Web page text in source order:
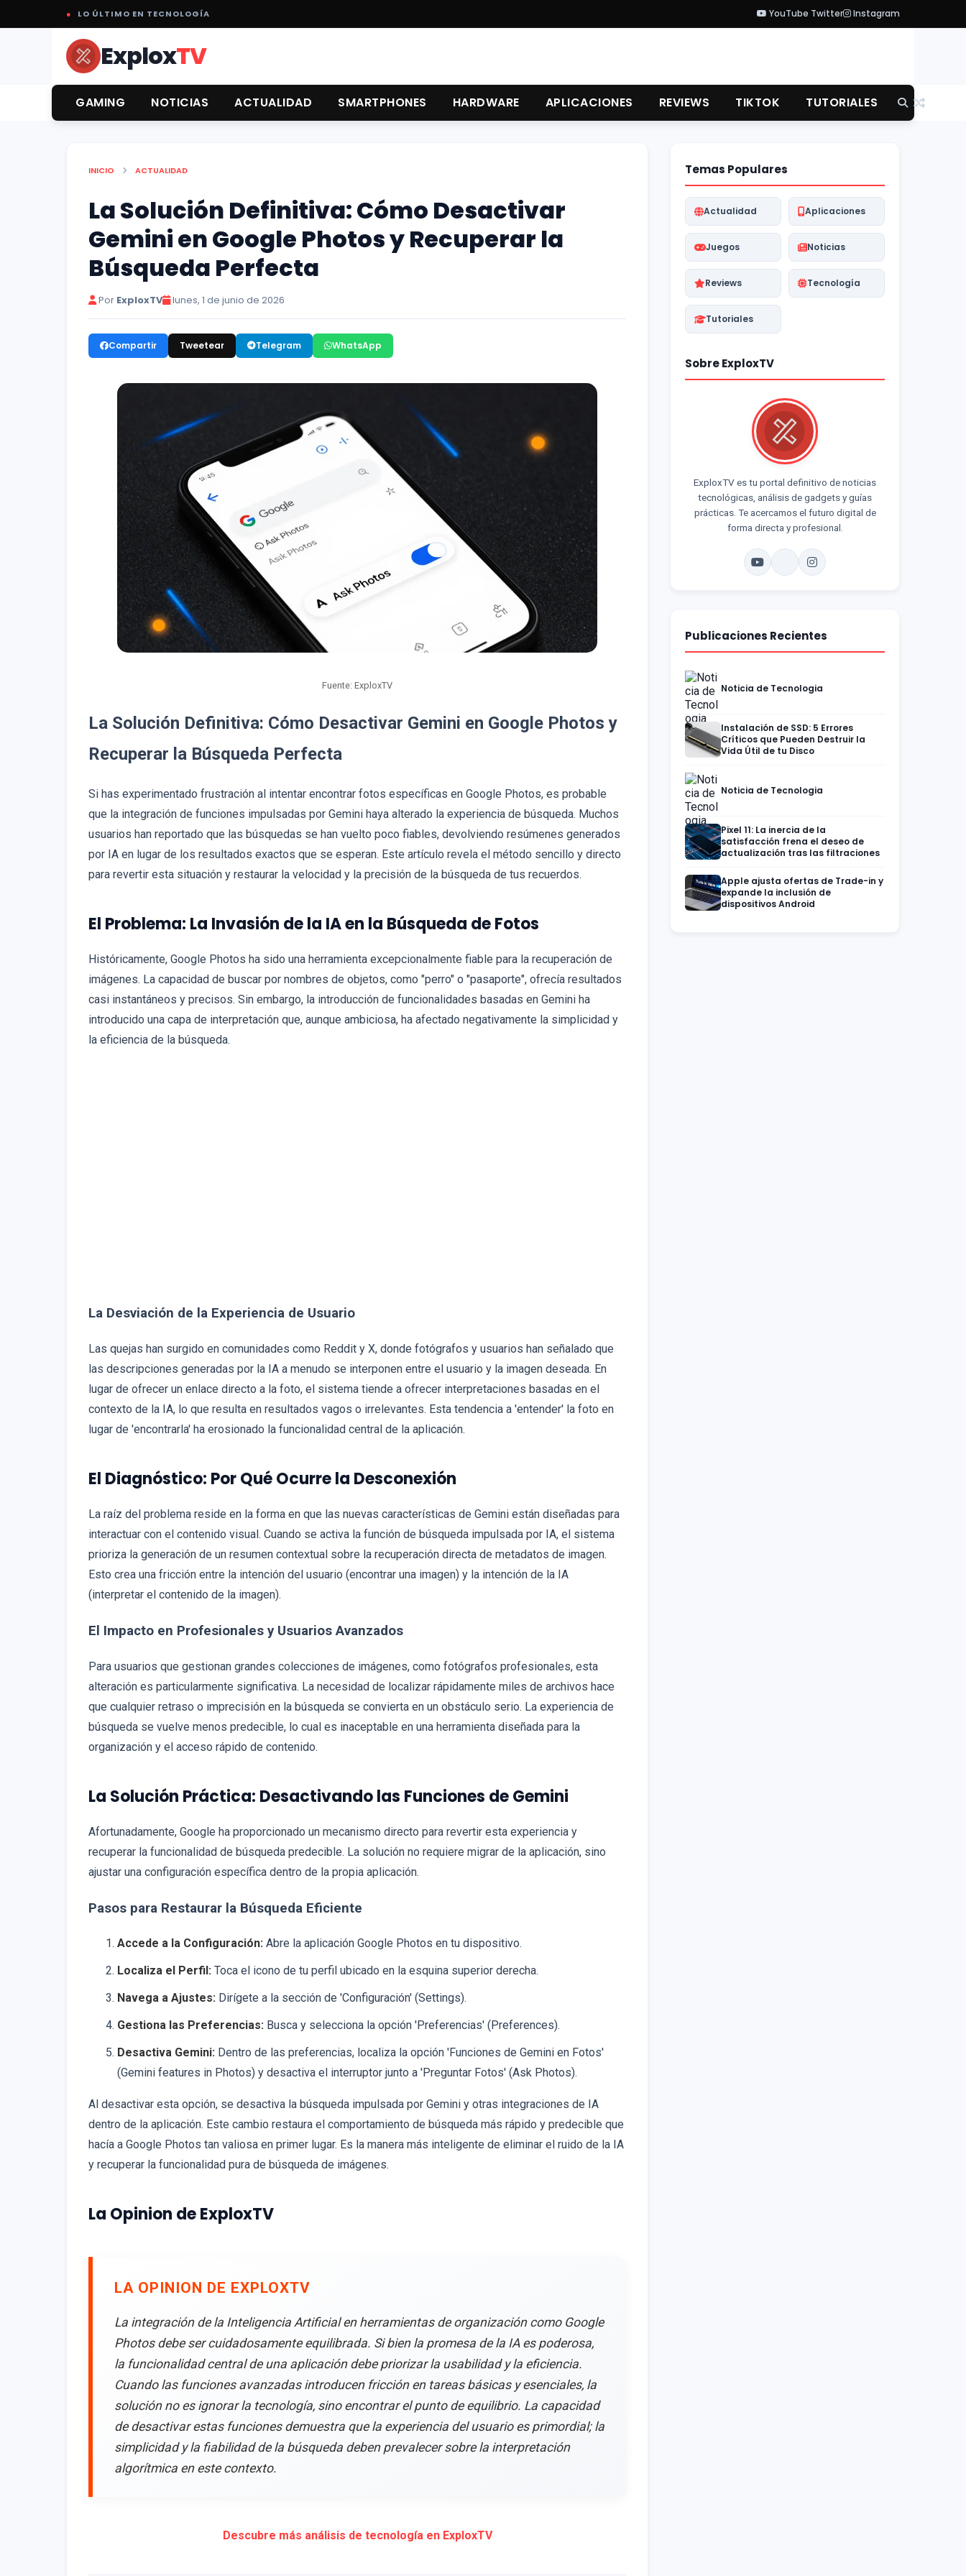
● LO ÚLTIMO EN TECNOLOGÍA YouTube Twitter Instagram
ExploxTV
GAMING NOTICIAS ACTUALIDAD SMARTPHONES HARDWARE APLICACIONES REVIEWS TIKTOK TUTORIALES
INICIO ACTUALIDAD
La Solución Definitiva: Cómo Desactivar
Gemini en Google Photos y Recuperar la
Búsqueda Perfecta
Por ExploxTV lunes, 1 de junio de 2026
Compartir Tweetear Telegram WhatsApp
Fuente: ExploxTV
La Solución Definitiva: Cómo Desactivar Gemini en Google Photos y
Recuperar la Búsqueda Perfecta
Si has experimentado frustración al intentar encontrar fotos específicas en Google Photos, es probable
que la integración de funciones impulsadas por Gemini haya alterado la experiencia de búsqueda. Muchos
usuarios han reportado que las búsquedas se han vuelto poco fiables, devolviendo resúmenes generados
por IA en lugar de los resultados exactos que se esperan. Este artículo revela el método sencillo y directo
para revertir esta situación y restaurar la velocidad y la precisión de la búsqueda de tus recuerdos.
El Problema: La Invasión de la IA en la Búsqueda de Fotos
Históricamente, Google Photos ha sido una herramienta excepcionalmente fiable para la recuperación de
imágenes. La capacidad de buscar por nombres de objetos, como "perro" o "pasaporte", ofrecía resultados
casi instantáneos y precisos. Sin embargo, la introducción de funcionalidades basadas en Gemini ha
introducido una capa de interpretación que, aunque ambiciosa, ha afectado negativamente la simplicidad y
la eficiencia de la búsqueda.
La Desviación de la Experiencia de Usuario
Las quejas han surgido en comunidades como Reddit y X, donde fotógrafos y usuarios han señalado que
las descripciones generadas por la IA a menudo se interponen entre el usuario y la imagen deseada. En
lugar de ofrecer un enlace directo a la foto, el sistema tiende a ofrecer interpretaciones basadas en el
contexto de la IA, lo que resulta en resultados vagos o irrelevantes. Esta tendencia a 'entender' la foto en
lugar de 'encontrarla' ha erosionado la funcionalidad central de la aplicación.
El Diagnóstico: Por Qué Ocurre la Desconexión
La raíz del problema reside en la forma en que las nuevas características de Gemini están diseñadas para
interactuar con el contenido visual. Cuando se activa la función de búsqueda impulsada por IA, el sistema
prioriza la generación de un resumen contextual sobre la recuperación directa de metadatos de imagen.
Esto crea una fricción entre la intención del usuario (encontrar una imagen) y la intención de la IA
(interpretar el contenido de la imagen).
El Impacto en Profesionales y Usuarios Avanzados
Para usuarios que gestionan grandes colecciones de imágenes, como fotógrafos profesionales, esta
alteración es particularmente significativa. La necesidad de localizar rápidamente miles de archivos hace
que cualquier retraso o imprecisión en la búsqueda se convierta en un obstáculo serio. La experiencia de
búsqueda se vuelve menos predecible, lo cual es inaceptable en una herramienta diseñada para la
organización y el acceso rápido de contenido.
La Solución Práctica: Desactivando las Funciones de Gemini
Afortunadamente, Google ha proporcionado un mecanismo directo para revertir esta experiencia y
recuperar la funcionalidad de búsqueda predecible. La solución no requiere migrar de la aplicación, sino
ajustar una configuración específica dentro de la propia aplicación.
Pasos para Restaurar la Búsqueda Eficiente
Accede a la Configuración: Abre la aplicación Google Photos en tu dispositivo.
Localiza el Perfil: Toca el icono de tu perfil ubicado en la esquina superior derecha.
Navega a Ajustes: Dirígete a la sección de 'Configuración' (Settings).
Gestiona las Preferencias: Busca y selecciona la opción 'Preferencias' (Preferences).
Desactiva Gemini: Dentro de las preferencias, localiza la opción 'Funciones de Gemini en Fotos'
(Gemini features in Photos) y desactiva el interruptor junto a 'Preguntar Fotos' (Ask Photos).
Al desactivar esta opción, se desactiva la búsqueda impulsada por Gemini y otras integraciones de IA
dentro de la aplicación. Este cambio restaura el comportamiento de búsqueda más rápido y predecible que
hacía a Google Photos tan valiosa en primer lugar. Es la manera más inteligente de eliminar el ruido de la IA
y recuperar la funcionalidad pura de búsqueda de imágenes.
La Opinion de ExploxTV
LA OPINION DE EXPLOXTV
La integración de la Inteligencia Artificial en herramientas de organización como Google
Photos debe ser cuidadosamente equilibrada. Si bien la promesa de la IA es poderosa,
la funcionalidad central de una aplicación debe priorizar la usabilidad y la eficiencia.
Cuando las funciones avanzadas introducen fricción en tareas básicas y esenciales, la
solución no es ignorar la tecnología, sino encontrar el punto de equilibrio. La capacidad
de desactivar estas funciones demuestra que la experiencia del usuario es primordial; la
simplicidad y la fiabilidad de la búsqueda deben prevalecer sobre la interpretación
algorítmica en este contexto.
Descubre más análisis de tecnología en ExploxTV
Temas Populares
Actualidad Aplicaciones
Juegos Noticias
Reviews Tecnología
Tutoriales
Sobre ExploxTV
ExploxTV es tu portal definitivo de noticias
tecnológicas, análisis de gadgets y guías
prácticas. Te acercamos el futuro digital de
forma directa y profesional.
Publicaciones Recientes
Noticia de Tecnologia
Instalación de SSD: 5 Errores
Críticos que Pueden Destruir la
Vida Útil de tu Disco
Noticia de Tecnologia
Pixel 11: La inercia de la
satisfacción frena el deseo de
actualización tras las filtraciones
Apple ajusta ofertas de Trade-in y
expande la inclusión de
dispositivos Android